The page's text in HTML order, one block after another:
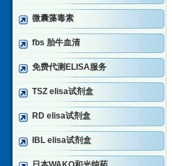
微囊藻毒素
fbs 胎牛血清
免费代测ELISA服务
TSZ elisa试剂盒
RD elisa试剂盒
IBL elisa试剂盒